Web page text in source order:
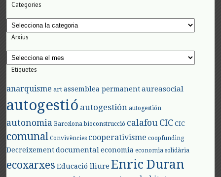
Categories
Categories
Arxius
Arxius
Etiquetes
anarquisme art assemblea permanent aureasocial
autogestió autogestión autogestión
autonomia Barcelona bioconstrucció calafouCIC CIC
comunal Convivències cooperativisme coopfunding
Decreixement documental economia economia solidària
ecoxarxes Educació lliure Enric Duran